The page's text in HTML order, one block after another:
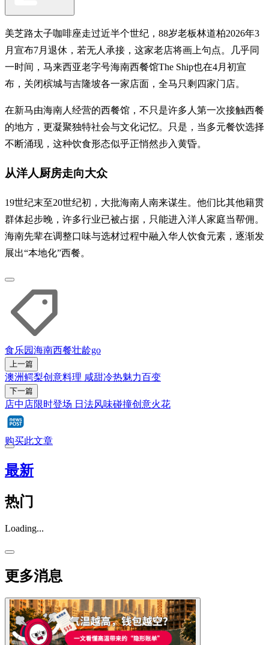
美芝路太子咖啡座走过近半个世纪，88岁老板林道柏2026年3
月宣布7月退休，若无人承接，这家老店将画上句点。几乎同
一时间，马来西亚老字号海南西餐馆The Ship也在4月初宣
布，关闭槟城与吉隆坡各一家店面，全马只剩四家门店。
在新马由海南人经营的西餐馆，不只是许多人第一次接触西餐
的地方，更凝聚独特社会与文化记忆。只是，当多元餐饮选择
不断涌现，这种饮食形态似乎正悄然步入黄昏。
从洋人厨房走向大众
19世纪末至20世纪初，大批海南人南来谋生。他们比其他籍贯
群体起步晚，许多行业已被占据，只能进入洋人家庭当帮佣。
海南先辈在调整口味与选材过程中融入华人饮食元素，逐渐发
展出“本地化”西餐。
食乐园海南西餐壮龄go
上一篇
澳洲鳄梨创意料理 咸甜冷热魅力百变
下一篇
店中店限时登场 日法风味碰撞创意火花
购买此文章
最新
热门
Loading...
更多消息